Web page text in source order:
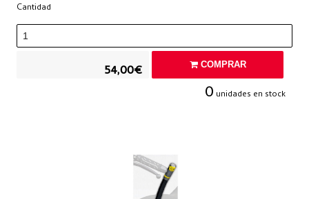
Cantidad
54,00€ COMPRAR
0 unidades en stock